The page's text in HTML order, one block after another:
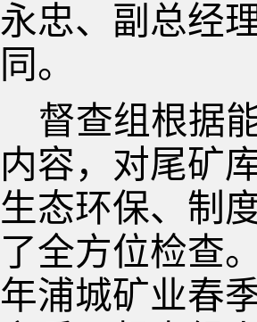
永忠、副总经
同。
督查组根据
内容，对尾矿
生态环保、制
了全方位检查
年浦城矿业春